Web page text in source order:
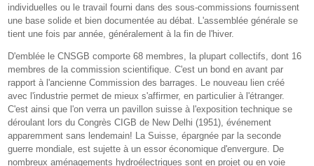
individuelles ou le travail fourni dans des sous-commissions fournissent
une base solide et bien documentée au débat. L'assemblée générale se
tient une fois par année, généralement à la fin de l'hiver.
D'emblée le CNSGB comporte 68 membres, la plupart collectifs, dont 16
membres de la commission scientifique. C'est un bond en avant par
rapport à l'ancienne Commission des barrages. Le nouveau lien créé
avec l'industrie permet de mieux s'affirmer, en particulier à l'étranger.
C'est ainsi que l'on verra un pavillon suisse à l'exposition technique se
déroulant lors du Congrès CIGB de New Delhi (1951), événement
apparemment sans lendemain! La Suisse, épargnée par la seconde
guerre mondiale, est sujette à un essor économique d'envergure. De
nombreux aménagements hydroélectriques sont en projet ou en voie